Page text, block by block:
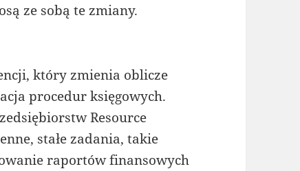
ze sobą te zmiany.
który zmienia oblicze
procedur księgowych.
Resource
stałe zadania, takie
raportów finansowych